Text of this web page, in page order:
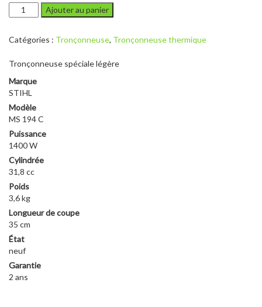
quantité
de
MS
C
Ajouter au panier
Catégories : Tronçonneuse, Tronçonneuse thermique
Tronçonneuse spéciale légère
Marque
STIHL
Modèle
MS 194 C
Puissance
1400 W
Cylindrée
31,8 cc
Poids
3,6 kg
Longueur de coupe
35 cm
État
neuf
Garantie
2 ans